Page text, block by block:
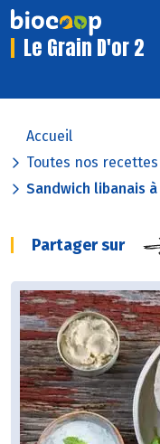
Le Grain D'or 2
Accueil
Toutes nos recettes
Sandwich libanais
Partager sur